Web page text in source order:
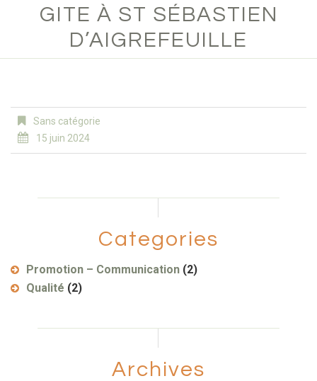
GITE À ST SÉBASTIEN
D’AIGREFEUILLE
Sans catégorie
15 juin 2024
Categories
Promotion – Communication (2)
Qualité (2)
Archives